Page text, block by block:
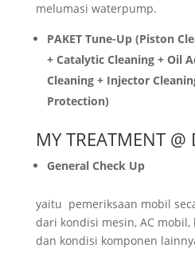
melumasi waterpump.
PAKET Tune-Up (Piston
+ Catalytic Cleaning + Oil
Cleaning + Injector
Protection)
MY TREATMENT
General Check Up
yaitu pemeriksaan mobil
dari kondisi mesin, AC
dan kondisi komponen